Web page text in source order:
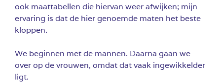
ook maattabellen die hiervan weer afwijken; mijn
ervaring is dat de hier genoemde maten het beste
kloppen.
We beginnen met de mannen. Daarna gaan we
over op de vrouwen, omdat dat vaak ingewikkelder
ligt.